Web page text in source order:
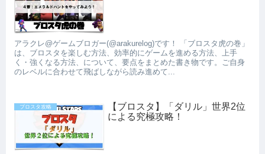
アラクレ@ゲームブロガー(@arakurelog)です！ 「ブロスタ虎の巻」
は、ブロスタを楽しむ方法、効率的にゲームを進める方法、上手
く・強くなる方法、について、要点をまとめた書き物です。ご自身
のレベルに合わせて飛ばしながら読み進めて...
ブロスタ攻略
【ブロスタ】「ダリル」世界2位
による究極攻略！